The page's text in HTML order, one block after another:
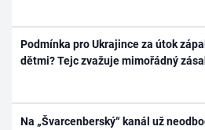
Podmínka pro Ukrajince za útok
dětmi? Tejc zvažuje mimořádný
Na „Švarcenberský“ kanál už